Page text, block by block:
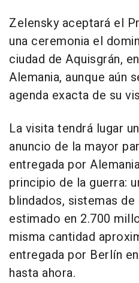
Zelensky aceptará el
una ceremonia el
ciudad de Aquisgrán,
Alemania, aunque aún
agenda exacta de su
La visita tendrá lugar
anuncio de la mayor
entregada por
principio de la guerra:
blindados, sistemas
estimado en 2.700
misma cantidad
entregada por Berlín
hasta ahora.